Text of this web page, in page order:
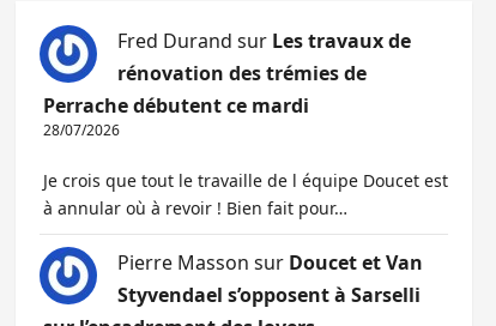
Fred Durand sur Les travaux de
rénovation des trémies de
Perrache débutent ce mardi
28/07/2026
Je crois que tout le travaille de l équipe Doucet est
à annular où à revoir ! Bien fait pour…
Pierre Masson sur Doucet et Van
Styvendael s’opposent à Sarselli